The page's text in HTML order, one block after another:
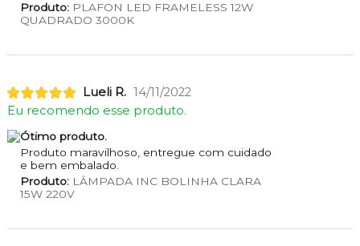
Produto:PLAFON LED FRAMELESS 12W
QUADRADO 3000K
Lueli R. 14/11/2022
Eu recomendo esse produto.
Ótimo produto.
Produto maravilhoso, entregue com cuidado
e bem embalado.
Produto:LÂMPADA INC BOLINHA CLARA
15W 220V